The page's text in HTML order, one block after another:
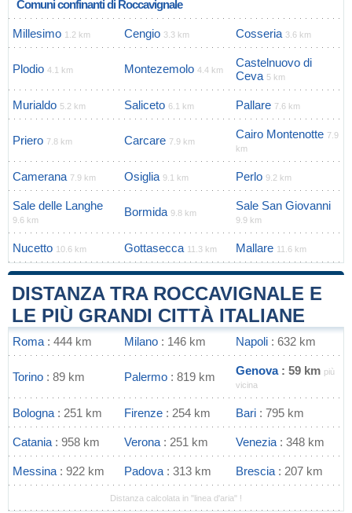
Comuni confinanti di Roccavignale
Millesimo 1.2 km Cengio 3.3 km Cosseria 3.6 km
Plodio 4.1 km Montezemolo 4.4 km
Castelnuovo di
Ceva 5 km
Murialdo 5.2 km Saliceto 6.1 km Pallare 7.6 km
Priero 7.8 km Carcare 7.9 km
Cairo Montenotte 7.9
km
Camerana 7.9 km Osiglia 9.1 km Perlo 9.2 km
Sale delle Langhe
9.6 km
Bormida 9.8 km
Sale San Giovanni
9.9 km
Nucetto 10.6 km Gottasecca 11.3 km Mallare 11.6 km
DISTANZA TRA ROCCAVIGNALE E
LE PIÙ GRANDI CITTÀ ITALIANE
Roma : 444 km Milano : 146 km Napoli : 632 km
Torino : 89 km Palermo : 819 km Genova: 59 km più
vicina
Bologna : 251 km Firenze : 254 km Bari : 795 km
Catania : 958 km Verona : 251 km Venezia : 348 km
Messina : 922 km Padova : 313 km Brescia : 207 km
Distanza calcolata in "linea d'aria" !